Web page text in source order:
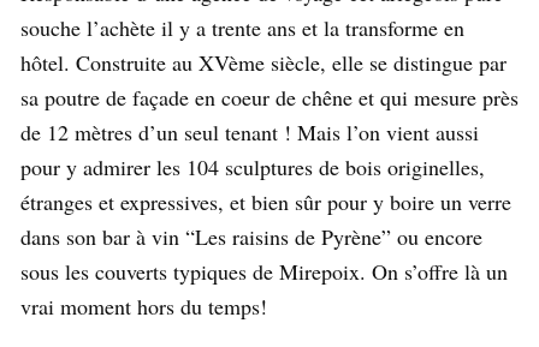
souche l’achète il y a trente ans et la transforme en
hôtel. Construite au XVème siècle, elle se distingue par
sa poutre de façade en coeur de chêne et qui mesure près
de 12 mètres d’un seul tenant ! Mais l’on vient aussi
pour y admirer les 104 sculptures de bois originelles,
étranges et expressives, et bien sûr pour y boire un verre
dans son bar à vin “Les raisins de Pyrène” ou encore
sous les couverts typiques de Mirepoix. On s’offre là un
vrai moment hors du temps!